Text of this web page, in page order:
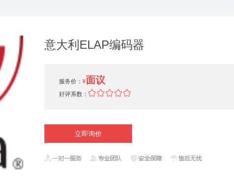
意大利ELAP编码器
服务价： ¥面议
好评系数：
立即询价